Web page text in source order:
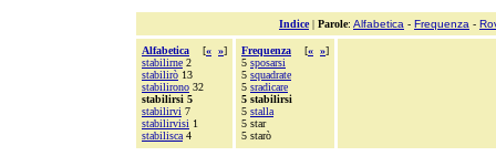
Indice| Parole: Alfabetica - Frequenza -
Alfabetica [« »]
stabilirne 2
stabilirò 13
stabilirono 32
stabilirsi 5
stabilirvi 7
stabilirvisi 1
stabilisca 4
Frequenza [« »]
5 sposarsi
5 squadrate
5 sradicare
5 stabilirsi
5 stalla
5 star
5 starò